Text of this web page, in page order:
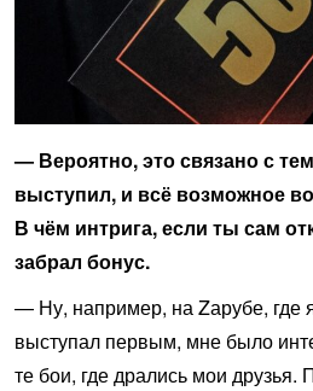
— Вероятно, это связано с
выступил, и всё возможное
В чём интрига, если ты сам
забрал бонус.
— Ну, например, на Zарубе, где
выступал первым, мне было
те бои, где дрались мои